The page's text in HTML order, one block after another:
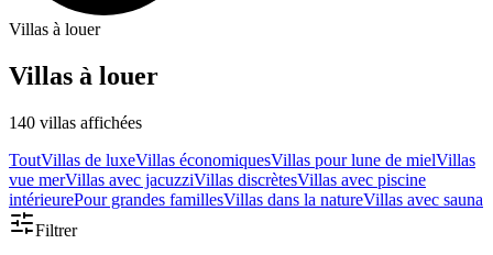
Villas à louer
Villas à louer
140 villas affichées
ToutVillas de luxeVillas économiquesVillas pour lune de mielVillas
vue merVillas avec jacuzziVillas discrètesVillas avec piscine
intérieurePour grandes famillesVillas dans la natureVillas avec sauna
Filtrer